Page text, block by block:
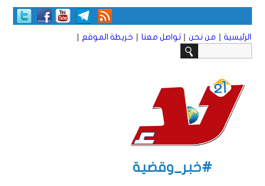
الرئيسية | من نحن | تواصل معنا | خريطة الموقع |
#خبر_وقضية